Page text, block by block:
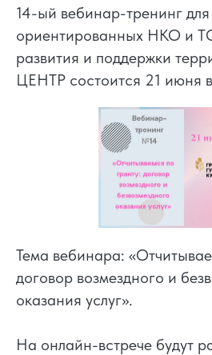
14-ый вебинар-тренинг
ориентированных НКО и
развития и поддержки
ЦЕНТР состоится 21 июня
Тема вебинара:
договор возмездного и
оказания услуг».
На онлайн-встрече будут